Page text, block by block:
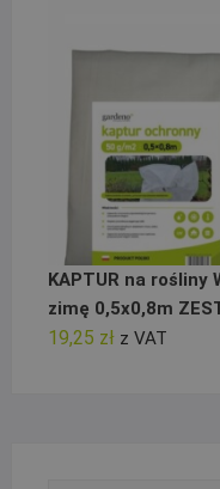
KAPTUR na rośliny
zimę 0,5x0,8m
19,25 zł z VAT